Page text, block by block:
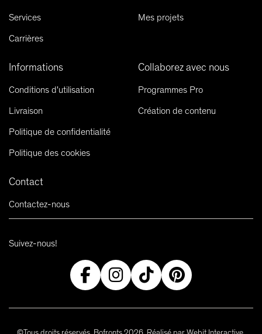
Services
Carrières
Mes projets
Informations
Conditions d'utilisation
Livraison
Politique de confidentialité
Politique des cookies
Collaborez avec nous
Programmes Pro
Création de contenu
Contact
Contactez-nous
Suivez-nous!